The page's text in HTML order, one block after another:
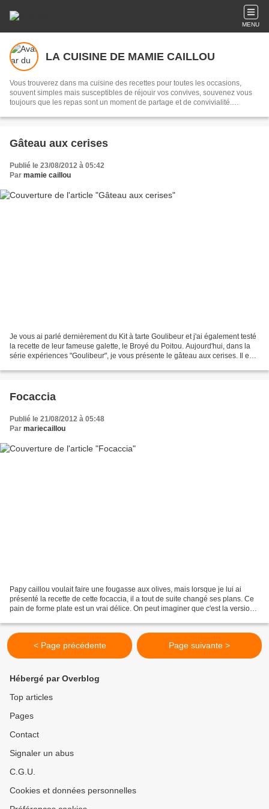
MENU
LA CUISINE DE MAMIE CAILLOU
Vous trouverez dans ma cuisine des recettes pour toutes les occasions,
souvent simples mais susceptibles de réjouir vos convives, souvenez vous
toujours que les repas sont un moment de partage et de convivialité.
Gâteau aux cerises
Publié le 23/08/2012 à 05:42
Par mamie caillou
Je vous ai parlé dernièrement du Kit à tarte Goulibeur et j'ai également testé
la recette de leur fameuse galette, le Broyé du Poitou. Aujourd'hui, dans la
série expériences "Goulibeur", je vous présente le gâteau aux cerises. Il est
Focaccia
Publié le 21/08/2012 à 05:48
Par mariecaillou
Papy caillou voulait faire une fougasse aux olives, mais lorsque je lui ai
présenté la recette de cette focaccia, il a tout de suite changé ses plans. Ce
pain de forme plate est un vrai délice. On peut imaginer que c'est la version
< Page précédente Page suivante >
Hébergé par Overblog
Top articles
Pages
Contact
Signaler un abus
C.G.U.
Cookies et données personnelles